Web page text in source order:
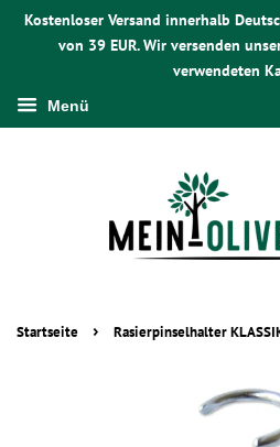
Kostenloser Versand innerhalb
von 39 EUR. Wir versenden
verwendeten
Menü
Startseite › Rasierpinselhalter